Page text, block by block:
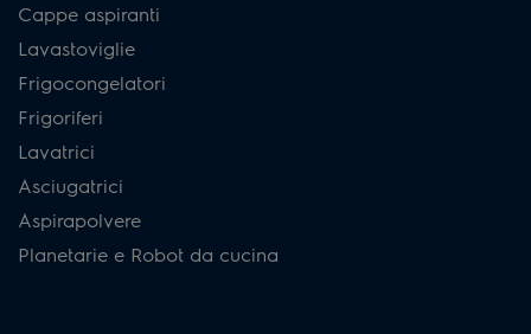
Cappe aspiranti
Lavastoviglie
Frigocongelatori
Frigoriferi
Lavatrici
Asciugatrici
Aspirapolvere
Planetarie e Robot da cucina